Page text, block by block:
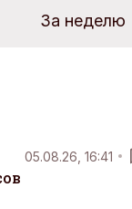
За неделю
05.08.26, 16:41